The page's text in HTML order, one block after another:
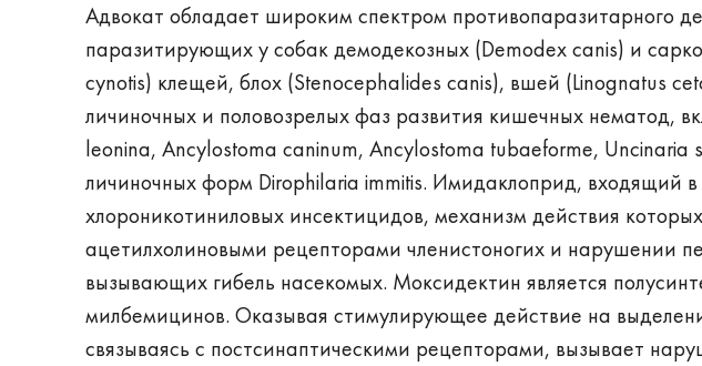
Адвокат обладает широким спектром противопаразитарного
паразитирующих у собак демодекозных (Demodex canis) и
cynotis) клещей, блох (Stenocephalides canis), вшей (Linognatus
личиночных и половозрелых фаз развития кишечных нематод,
leonina, Ancylostoma caninum, Ancylostoma tubaeforme, Uncinaria
личиночных форм Dirophilaria immitis. Имидаклоприд, входящий в
хлороникотиниловых инсектицидов, механизм действия
ацетилхолиновыми рецепторами членистоногих и нарушении
вызывающих гибель насекомых. Моксидектин является
милбемицинов. Оказывая стимулирующее действие на
связываясь с постсинаптическими рецепторами, вызывает